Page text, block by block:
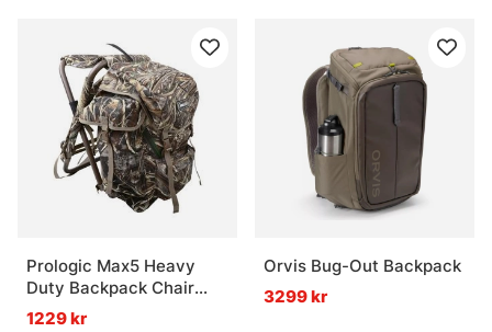
Prologic Max5 Heavy
Duty Backpack Chair
(34x32x51cm)
1229 kr
Orvis Bug-Out Backpack
3299 kr